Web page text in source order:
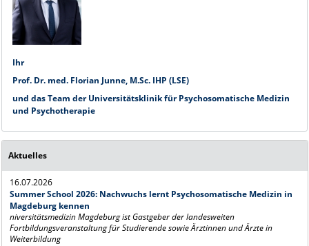
Ihr
Prof. Dr. med. Florian Junne, M.Sc. IHP (LSE)
und das Team der Universitätsklinik für Psychosomatische Medizin
und Psychotherapie
Aktuelles
16.07.2026
Summer School 2026: Nachwuchs lernt Psychosomatische Medizin in
Magdeburg kennen
niversitätsmedizin Magdeburg ist Gastgeber der landesweiten
Fortbildungsveranstaltung für Studierende sowie Ärztinnen und Ärzte in
Weiterbildung